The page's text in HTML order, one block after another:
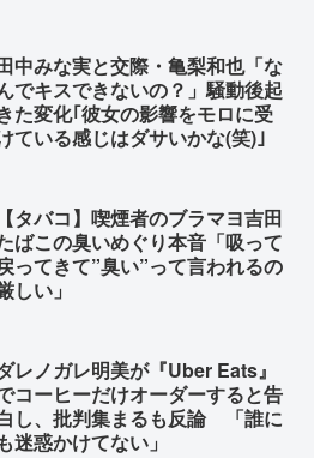
中みな実と交際・亀梨和也「な
でキスできないの？」騒動後起
た変化｢彼女の影響をモロに受
ている感じはダサいかな(笑)｣
【タバコ】喫煙者のブラマヨ吉田
ばこの臭いめぐり本音「吸って
ってきて”臭い”って言われるの
しい」
レノガレ明美が『Uber Eats』
コーヒーだけオーダーすると告
し、批判集まるも反論 「誰に
も迷惑かけてない」